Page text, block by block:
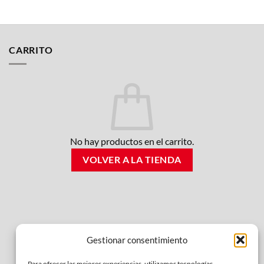
Gestionar consentimiento
CARRITO
No hay productos en el carrito.
VOLVER A LA TIENDA